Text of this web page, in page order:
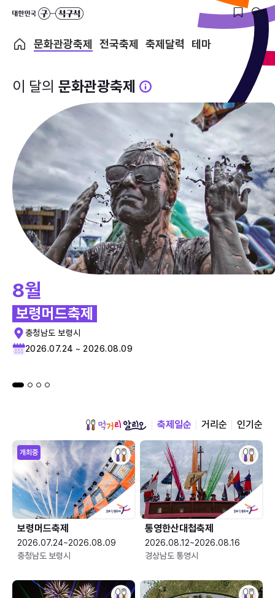
문화관광축제 전국축제 축제달력 테마
이 달의 문화관광축제
8월
보령머드축제
충청남도 보령시
2026.07.24 ~ 2026.08.09
축제일순 거리순 인기순
개최중
보령머드축제
2026.07.24~2026.08.09
충청남도 보령시
통영한산대첩축제
2026.08.12~2026.08.16
경상남도 통영시